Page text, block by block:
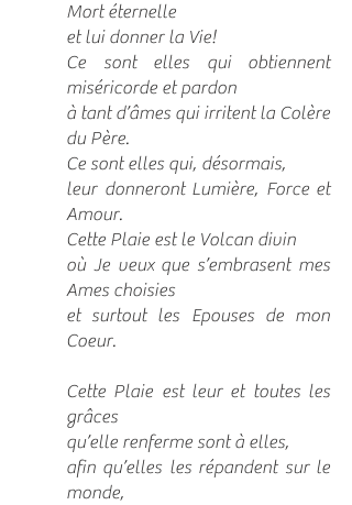
Mort éternelle
et lui donner la Vie!
Ce sont elles qui obtiennent
miséricorde et pardon
à tant d’âmes qui irritent la Colère
du Père.
Ce sont elles qui, désormais,
leur donneront Lumière, Force et
Amour.
Cette Plaie est le Volcan divin
où Je veux que s’embrasent mes
Ames choisies
et surtout les Epouses de mon
Coeur.
Cette Plaie est leur et toutes les
grâces
qu’elle renferme sont à elles,
afin qu’elles les répandent sur le
monde,